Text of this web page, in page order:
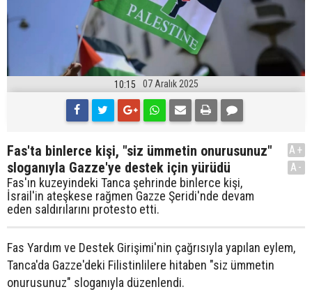
10:15 07 Aralık 2025
Fas'ta binlerce kişi, "siz ümmetin onurusunuz"
sloganıyla Gazze'ye destek için yürüdü
Fas'ın kuzeyindeki Tanca şehrinde binlerce kişi,
İsrail'in ateşkese rağmen Gazze Şeridi'nde devam
eden saldırılarını protesto etti.
A+
A-
Fas Yardım ve Destek Girişimi'nin çağrısıyla yapılan eylem,
Tanca'da Gazze'deki Filistinlilere hitaben "siz ümmetin
onurusunuz" sloganıyla düzenlendi.